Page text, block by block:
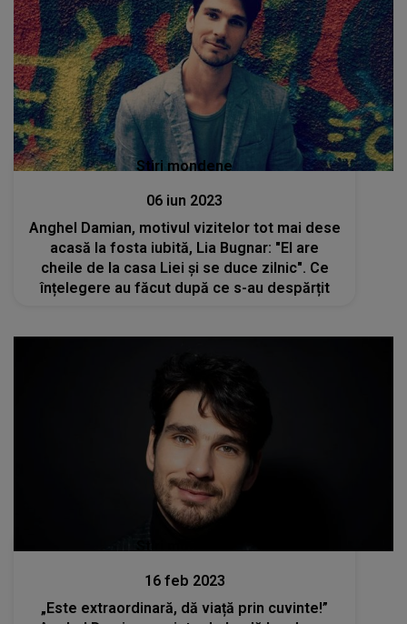
Stiri mondene
06 iun 2023
Anghel Damian, motivul vizitelor tot mai dese
acasă la fosta iubită, Lia Bugnar: "El are
cheile de la casa Liei și se duce zilnic". Ce
înțelegere au făcut după ce s-au despărțit
16 feb 2023
„Este extraordinară, dă viață prin cuvinte!”